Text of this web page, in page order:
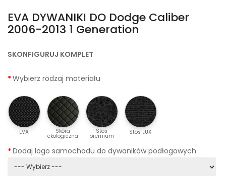
EVA DYWANIKІ DO Dodge Caliber
2006-2013 1 Generation
SKONFIGURUJ KOMPLET
Wybierz rodzaj materiału
EVA Skóra
ekologiczna
Stos
premium
Stos LUX
Dodaj logo samochodu do dywaników podłogowych